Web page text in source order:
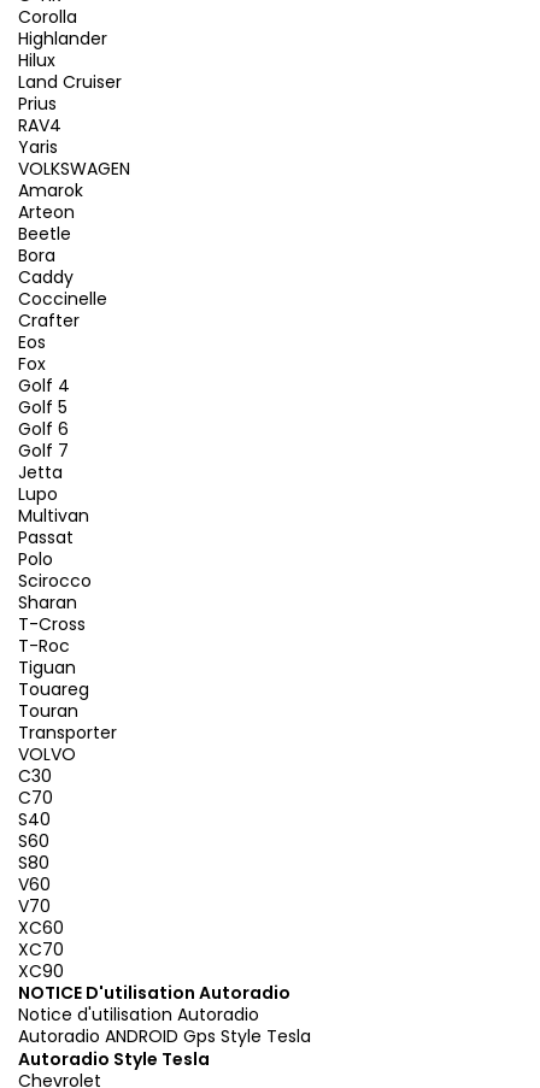
Corolla
Highlander
Hilux
Land Cruiser
Prius
RAV4
Yaris
VOLKSWAGEN
Amarok
Arteon
Beetle
Bora
Caddy
Coccinelle
Crafter
Eos
Fox
Golf 4
Golf 5
Golf 6
Golf 7
Jetta
Lupo
Multivan
Passat
Polo
Scirocco
Sharan
T-Cross
T-Roc
Tiguan
Touareg
Touran
Transporter
VOLVO
C30
C70
S40
S60
S80
V60
V70
XC60
XC70
XC90
NOTICE D'utilisation Autoradio
Notice d'utilisation Autoradio
Autoradio ANDROID Gps Style Tesla
Autoradio Style Tesla
Chevrolet